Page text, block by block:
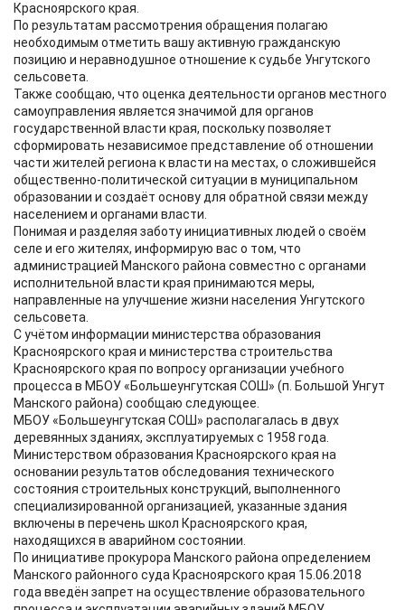
Красноярского края.
По результатам рассмотрения обращения полагаю
необходимым отметить вашу активную гражданскую
позицию и неравнодушное отношение к судьбе Унгутского
сельсовета.
Также сообщаю, что оценка деятельности органов местного
самоуправления является значимой для органов
государственной власти края, поскольку позволяет
сформировать независимое представление об отношении
части жителей региона к власти на местах, о сложившейся
общественно-политической ситуации в муниципальном
образовании и создаёт основу для обратной связи между
населением и органами власти.
Понимая и разделяя заботу инициативных людей о своём
селе и его жителях, информирую вас о том, что
администрацией Манского района совместно с органами
исполнительной власти края принимаются меры,
направленные на улучшение жизни населения Унгутского
сельсовета.
С учётом информации министерства образования
Красноярского края и министерства строительства
Красноярского края по вопросу организации учебного
процесса в МБОУ «Большеунгутская СОШ» (п. Большой Унгут
Манского района) сообщаю следующее.
МБОУ «Большеунгутская СОШ» располагалась в двух
деревянных зданиях, эксплуатируемых с 1958 года.
Министерством образования Красноярского края на
основании результатов обследования технического
состояния строительных конструкций, выполненного
специализированной организацией, указанные здания
включены в перечень школ Красноярского края,
находящихся в аварийном состоянии.
По инициативе прокурора Манского района определением
Манского районного суда Красноярского края 15.06.2018
года введён запрет на осуществление образовательного